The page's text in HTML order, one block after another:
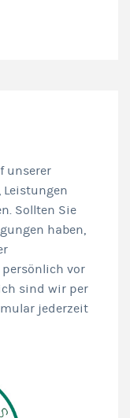
unserer
Leistungen
Sollten Sie
haben,
vor
sind wir per
jederzeit